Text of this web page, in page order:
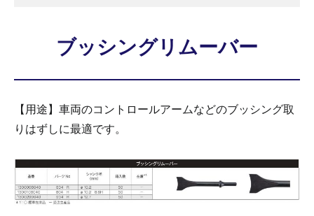
ブッシングリムーバー
【用途】車両のコントロールアームなどのブッシング取
りはずしに最適です。